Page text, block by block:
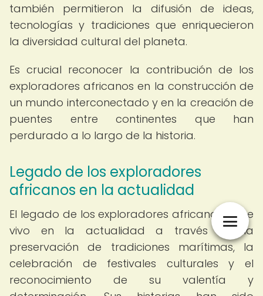
también permitieron la difusión de ideas,
tecnologías y tradiciones que enriquecieron
la diversidad cultural del planeta.
Es crucial reconocer la contribución de los
exploradores africanos en la construcción de
un mundo interconectado y en la creación de
puentes entre continentes que han
perdurado a lo largo de la historia.
Legado de los exploradores
africanos en la actualidad
El legado de los exploradores africanos sigue
vivo en la actualidad a través de la
preservación de tradiciones marítimas, la
celebración de festivales culturales y el
reconocimiento de su valentía y